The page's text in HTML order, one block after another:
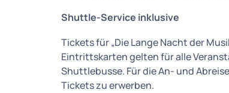
Shuttle-Service inklusive
Tickets für „Die Lange Nacht der
Eintrittskarten gelten für alle
Shuttlebusse. Für die An- und
Tickets zu erwerben.